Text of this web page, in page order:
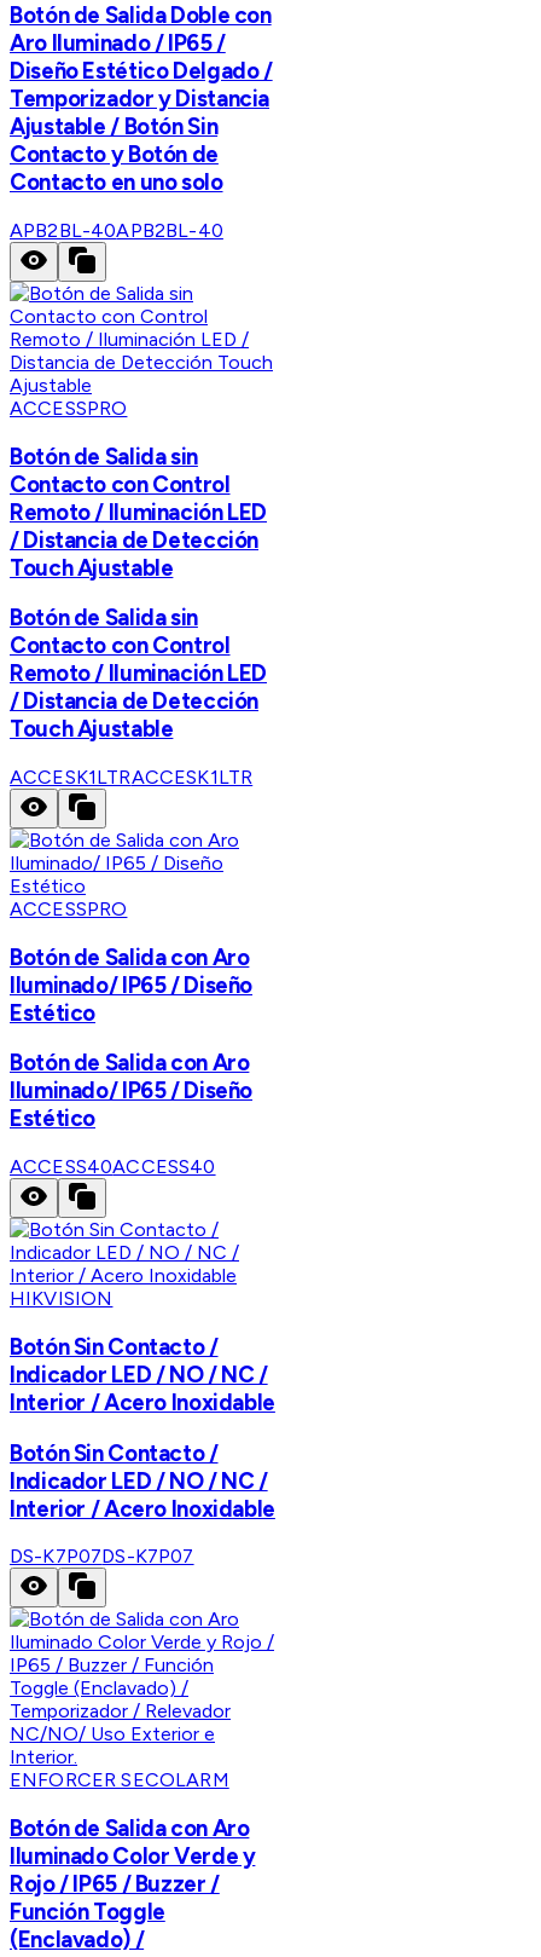
Botón de Salida Doble con
Aro Iluminado / IP65 /
Diseño Estético Delgado /
Temporizador y Distancia
Ajustable / Botón Sin
Contacto y Botón de
Contacto en uno solo
APB2BL-40APB2BL-40
ACCESSPRO
Botón de Salida sin
Contacto con Control
Remoto / Iluminación LED
/ Distancia de Detección
Touch Ajustable
Botón de Salida sin
Contacto con Control
Remoto / Iluminación LED
/ Distancia de Detección
Touch Ajustable
ACCESK1LTRACCESK1LTR
ACCESSPRO
Botón de Salida con Aro
Iluminado/ IP65 / Diseño
Estético
Botón de Salida con Aro
Iluminado/ IP65 / Diseño
Estético
ACCESS40ACCESS40
HIKVISION
Botón Sin Contacto /
Indicador LED / NO / NC /
Interior / Acero Inoxidable
Botón Sin Contacto /
Indicador LED / NO / NC /
Interior / Acero Inoxidable
DS-K7P07DS-K7P07
ENFORCER SECOLARM
Botón de Salida con Aro
Iluminado Color Verde y
Rojo / IP65 / Buzzer /
Función Toggle
(Enclavado) /